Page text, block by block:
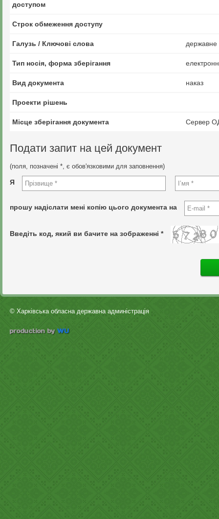
доступом
Строк обмеження доступу
Галузь / Ключові слова державне
Тип носія, форма зберігання
Вид документа наказ
Проекти рішень
Місце зберігання документа Сервер
Подати запит на цей документ
(поля, позначені *, є обов'язковими для заповнення)
Я
прошу надіслати мені копію цього документа на
Введіть код, який ви бачите на зображенні *
© Харківська обласна державна админістрація